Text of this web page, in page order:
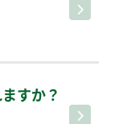
すか？